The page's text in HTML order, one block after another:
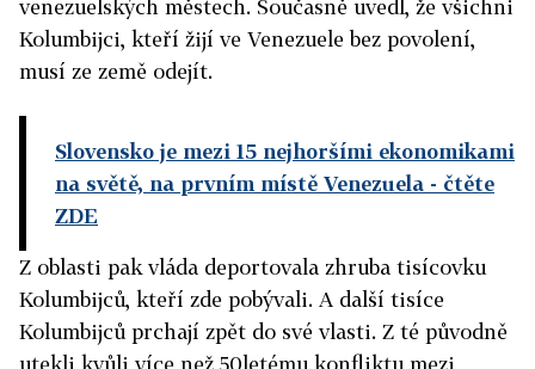
venezuelských městech. Současně uvedl, že všichni
Kolumbijci, kteří žijí ve Venezuele bez povolení,
musí ze země odejít.
Slovensko je mezi 15 nejhoršími ekonomikami
na světě, na prvním místě Venezuela - čtěte
ZDE
Z oblasti pak vláda deportovala zhruba tisícovku
Kolumbijců, kteří zde pobývali. A další tisíce
Kolumbijců prchají zpět do své vlasti. Z té původně
utekli kvůli více než 50letému konfliktu mezi